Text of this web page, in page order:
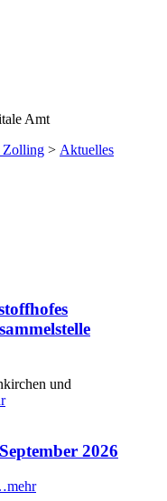
Zolling > Aktuelles
und
2026